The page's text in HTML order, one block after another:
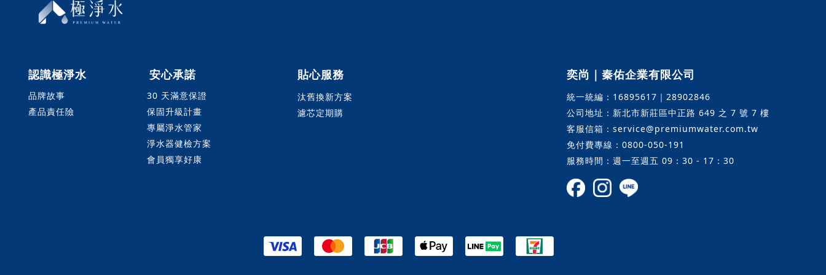
認識極淨水
品牌故事
產品責任險
安心承諾
30 天滿意保證
保固升級計畫
專屬淨水管家
淨水器健檢方案
會員獨享好康
貼心服務
汰舊換新方案
濾芯定期購
奕尚｜秦佑企業有限公司
統一統編：16895617｜28902846
公司地址：新北市新莊區中正路 649 之 7 號 7 樓
客服信箱：service@premiumwater.com.tw
免付費專線：0800-050-191
服務時間：週一至週五 09：30 - 17：30